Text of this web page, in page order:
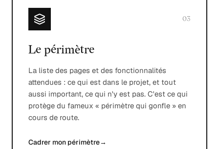
03
Le périmètre
La liste des pages et des fonctionnalités
attendues : ce qui est dans le projet, et tout
aussi important, ce qui n'y est pas. C'est ce qui
protège du fameux « périmètre qui gonfle » en
cours de route.
Cadrer mon périmètre→